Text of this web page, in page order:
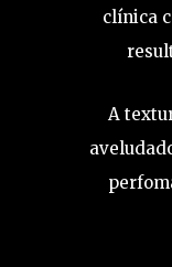
clínica
A